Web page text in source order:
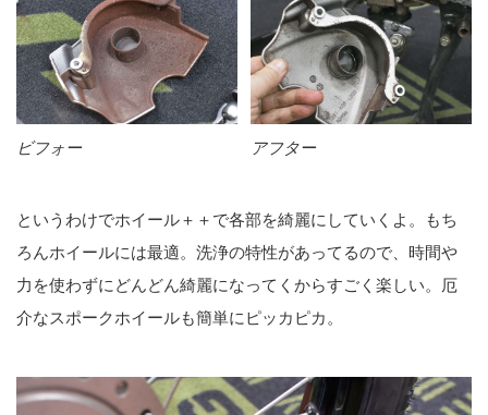
アフター
ビフォー
というわけでホイール＋＋で各部を綺麗にしていくよ。もち
ろんホイールには最適。洗浄の特性があってるので、時間や
力を使わずにどんどん綺麗になってくからすごく楽しい。厄
介なスポークホイールも簡単にピッカピカ。